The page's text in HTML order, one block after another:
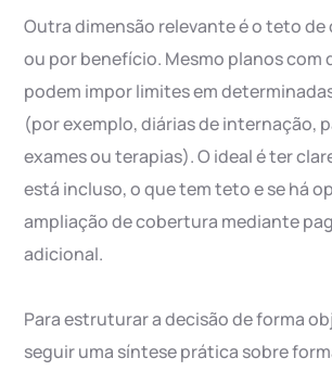
Outra dimensão relevante é o teto
ou por benefício. Mesmo planos com
podem impor limites em
(por exemplo, diárias de internação,
exames ou terapias). O ideal é ter
está incluso, o que tem teto e se há
ampliação de cobertura mediante
adicional.
Para estruturar a decisão de forma
seguir uma síntese prática sobre